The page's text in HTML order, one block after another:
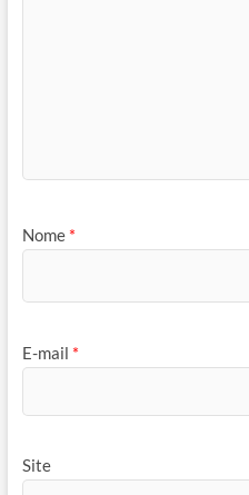
Nome *
E-mail *
Site